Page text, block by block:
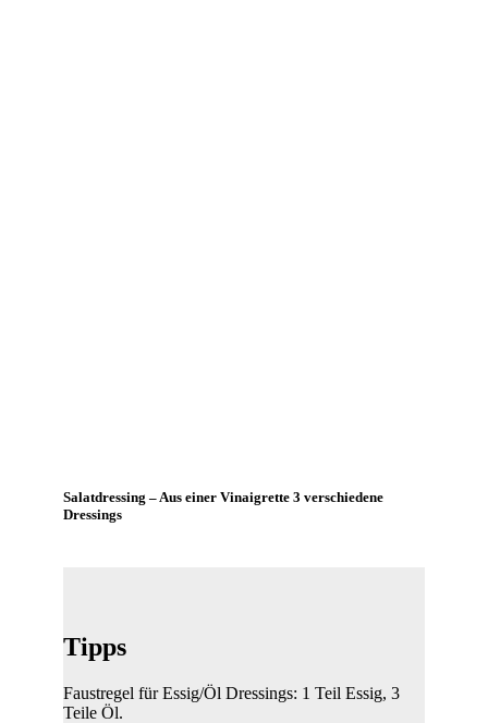
Salatdressing – Aus einer Vinaigrette 3 verschiedene
Dressings
Tipps
Faustregel für Essig/Öl Dressings: 1 Teil Essig, 3
Teile Öl.